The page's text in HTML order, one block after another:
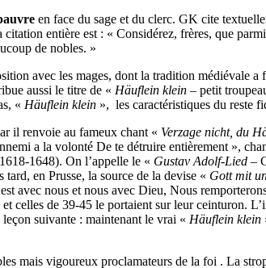
en face du sage et du clerc. GK cite
citation entière est : « Considérez, frères, que
de nobles. »
avec les mages, dont la tradition médiévale
aussi le titre de « Häuflein klein – petit
« Häuflein klein », les caractéristiques du reste
il renvoie au fameux chant « Verzage nicht, du
a la volonté De te détruire entièrement »,
1648). On l’appelle le « Gustav Adolf-Lied –
en Prusse, la source de la devise « Gott mit
avec nous et nous avec Dieu, Nous
celles de 39-45 le portaient sur leur ceinturon.
suivante : maintenant le vrai « Häuflein klein
mais vigoureux proclamateurs de la foi . La